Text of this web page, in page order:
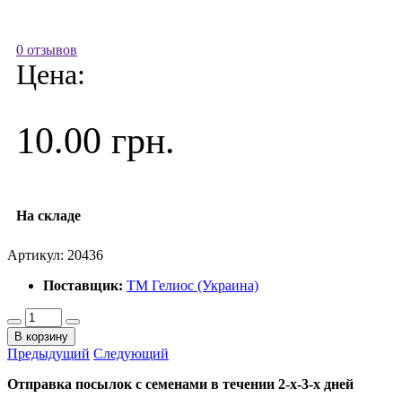
0 отзывов
Цена:
10.00 грн.
На складе
Артикул: 20436
Поставщик: ТМ Гелиос (Украина)
В корзину
Предыдущий Следующий
Отправка посылок с семенами в течении 2-х-3-х дней